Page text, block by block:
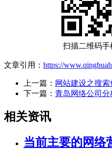
扫描二维码
文章引用： https://
上一篇： 网站建设之搜
下一篇： 青岛网络公司
相关资讯
当前主要的网络